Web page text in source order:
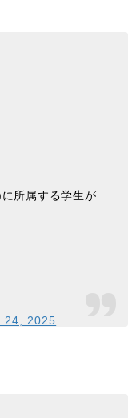
所属する学生が
24, 2025